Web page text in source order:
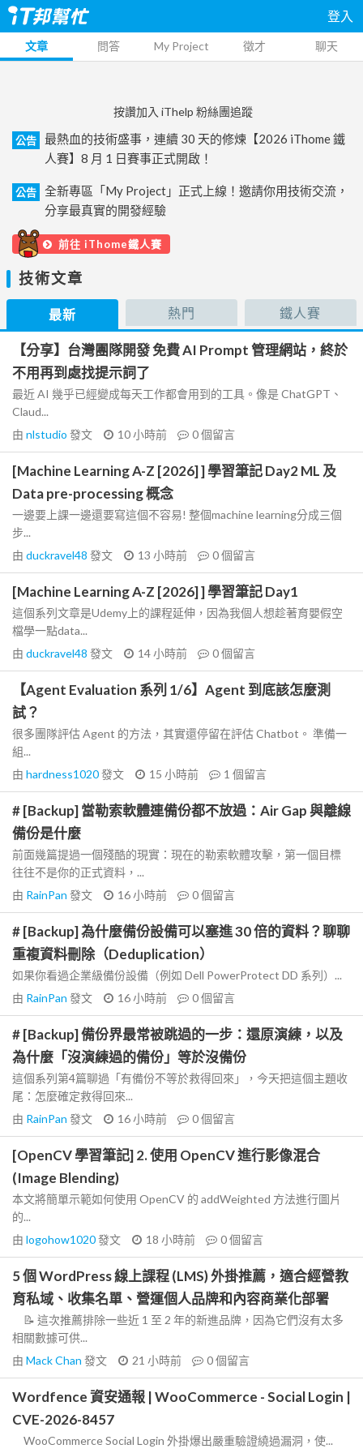
登入
文章 問答 My Project 徵才 聊天
按讚加入 iThelp 粉絲團追蹤
公告
最熱血的技術盛事，連續 30 天的修煉【2026 iThome 鐵
人賽】8 月 1 日賽事正式開啟！
公告
全新專區「My Project」正式上線！邀請你用技術交流，
分享最真實的開發經驗
前往 iThome鐵人賽
技術文章
最新 熱門 鐵人賽
【分享】台灣團隊開發 免費 AI Prompt 管理網站，終於
不用再到處找提示詞了
最近 AI 幾乎已經變成每天工作都會用到的工具。像是 ChatGPT、
Claud...
由 nlstudio 發文 10 小時前 0個留言
[Machine Learning A-Z [2026] ] 學習筆記 Day2 ML 及
Data pre-processing 概念
一邊要上課一邊還要寫這個不容易! 整個machine learning分成三個
步...
由 duckravel48 發文 13 小時前 0個留言
[Machine Learning A-Z [2026] ] 學習筆記 Day1
這個系列文章是Udemy上的課程延伸，因為我個人想趁著育嬰假空
檔學一點data...
由 duckravel48 發文 14 小時前 0個留言
【Agent Evaluation 系列 1/6】Agent 到底該怎麼測
試？
很多團隊評估 Agent 的方法，其實還停留在評估 Chatbot。 準備一
組...
由 hardness1020發文 15 小時前 1 個留言
# [Backup] 當勒索軟體連備份都不放過：Air Gap 與離線
備份是什麼
前面幾篇提過一個殘酷的現實：現在的勒索軟體攻擊，第一個目標
往往不是你的正式資料，...
由 RainPan 發文 16 小時前 0個留言
# [Backup] 為什麼備份設備可以塞進 30 倍的資料？聊聊
重複資料刪除（Deduplication）
如果你看過企業級備份設備（例如 Dell PowerProtect DD 系列）...
由 RainPan 發文 16 小時前 0個留言
# [Backup] 備份界最常被跳過的一步：還原演練，以及
為什麼「沒演練過的備份」等於沒備份
這個系列第4篇聊過「有備份不等於救得回來」，今天把這個主題收
尾：怎麼確定救得回來...
由 RainPan 發文 16 小時前 0個留言
[OpenCV 學習筆記] 2. 使用 OpenCV 進行影像混合
(Image Blending)
本文將簡單示範如何使用 OpenCV 的 addWeighted 方法進行圖片
的...
由 logohow1020發文 18 小時前 0個留言
5 個 WordPress 線上課程 (LMS) 外掛推薦，適合經營教
育私域、收集名單、營運個人品牌和內容商業化部署
📝 這次推薦排除一些近 1 至 2 年的新進品牌，因為它們沒有太多
相關數據可供...
由 Mack Chan 發文 21 小時前 0個留言
Wordfence 資安通報 | WooCommerce - Social Login |
CVE-2026-8457
WooCommerce Social Login 外掛爆出嚴重驗證繞過漏洞，使...